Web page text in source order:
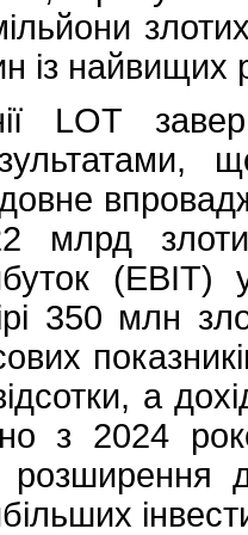
із найвищих
LOT
млрд
350 млн
а
з 2024